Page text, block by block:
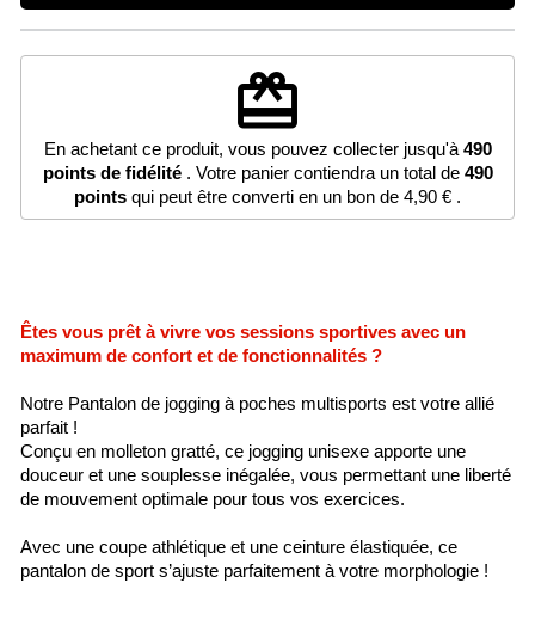
redeem
En achetant ce produit, vous pouvez collecter jusqu'à 490
points de fidélité. Votre panier contiendra un total de 490
points qui peut être converti en un bon de 4,90 € .
Êtes vous prêt à vivre vos sessions sportives avec un
maximum de confort et de fonctionnalités ?
Notre Pantalon de jogging à poches multisports est votre allié
parfait !
Conçu en molleton gratté, ce jogging unisexe apporte une
douceur et une souplesse inégalée, vous permettant une liberté
de mouvement optimale pour tous vos exercices.
Avec une coupe athlétique et une ceinture élastiquée, ce
pantalon de sport s’ajuste parfaitement à votre morphologie !